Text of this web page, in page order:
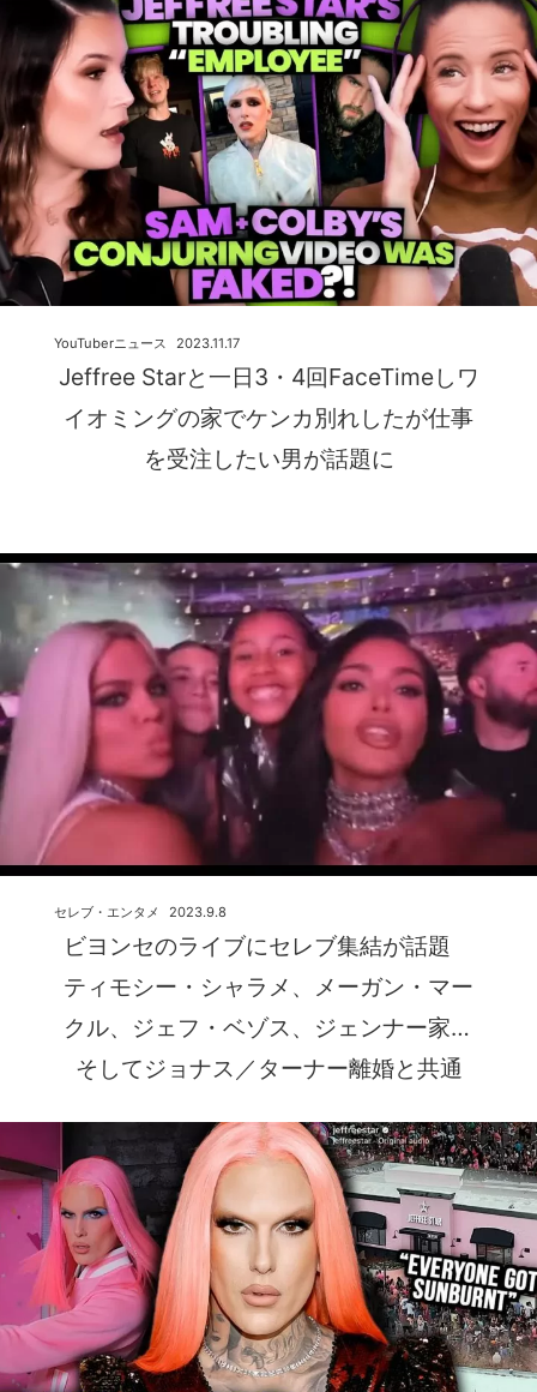
Jeffree Starと一日3・4回FaceTimeしワ
イオミングの家でケンカ別れしたが仕事
を受注したい男が話題に
2023.11.17
YouTuberニュース
ビヨンセのライブにセレブ集結が話題
ティモシー・シャラメ、メーガン・マー
クル、ジェフ・ベゾス、ジェンナー家
そしてジョナス／ターナー離婚と共通
2023.9.8
セレブ・エンタメ